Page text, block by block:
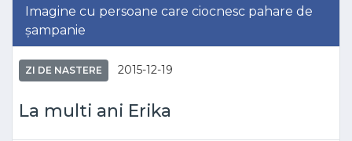
Imagine cu persoane care ciocnesc pahare de
șampanie
ZI DE NASTERE 2015-12-19
La multi ani Erika